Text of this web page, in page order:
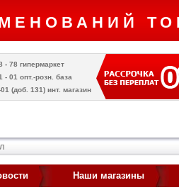
- 78 гипермаркет
- 01 опт.-розн. база
(доб. 131) инт. магазин
Наши магазины